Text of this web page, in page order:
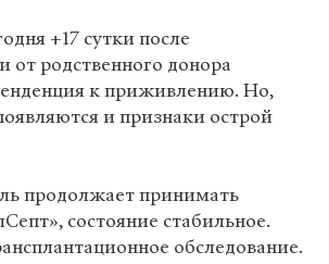
+17 сутки после
от родственного донора
к приживлению. Но,
и признаки острой
продолжает принимать
состояние стабильное.
обследование.